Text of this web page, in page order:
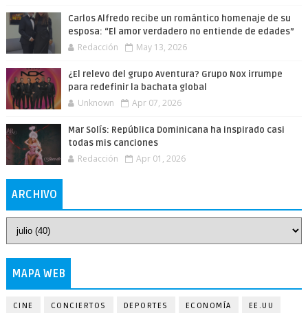
Carlos Alfredo recibe un romántico homenaje de su
esposa: “El amor verdadero no entiende de edades”
Redacción May 13, 2026
¿El relevo del grupo Aventura? Grupo Nox irrumpe
para redefinir la bachata global
Unknown Apr 07, 2026
Mar Solís: República Dominicana ha inspirado casi
todas mis canciones
Redacción Apr 01, 2026
ARCHIVO
MAPA WEB
CINE CONCIERTOS DEPORTES ECONOMÍA EE.UU